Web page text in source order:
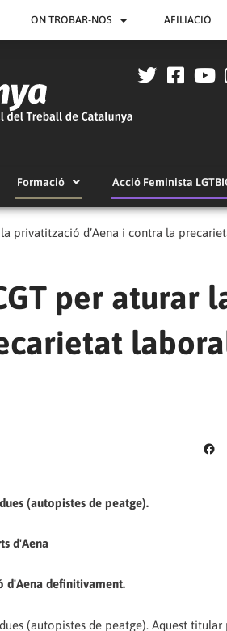
ON TROBAR-NOS AFILIACIÓ
Formació Acció Feminista
privatització d’Aena i contra la
per aturar
(autopistes de peatge).
d'Aena
d'Aena definitivament.
(autopistes de peatge). Aquest